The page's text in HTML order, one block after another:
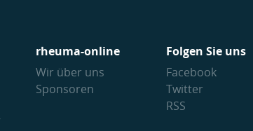
rheuma-online
Wir über uns
Sponsoren
Folgen Sie uns
Facebook
Twitter
RSS